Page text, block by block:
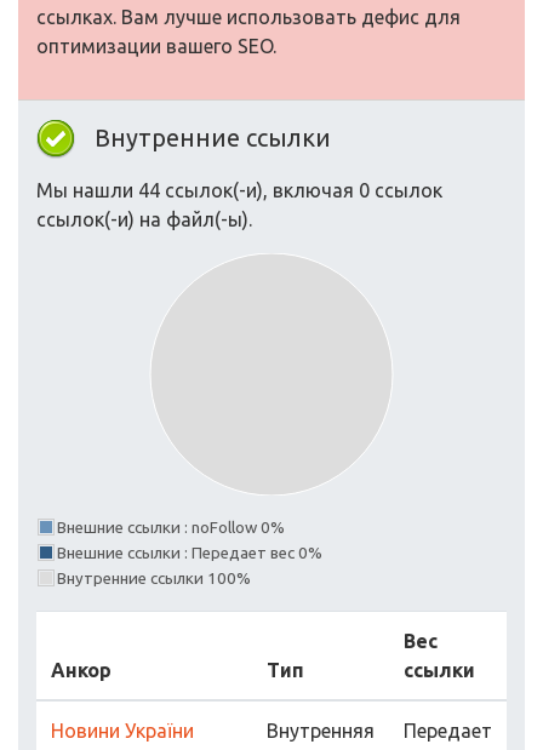
ссылках. Вам лучше использовать дефис для
оптимизации вашего SEO.
Внутренние ссылки
Мы нашли 44 ссылок(-и), включая 0 ссылок
ссылок(-и) на файл(-ы).
Внешние ссылки : noFollow 0%
Внешние ссылки : Передает вес 0%
Внутренние ссылки 100%
Анкор Тип
Вес
ссылки
Новини України Внутренняя
Передает